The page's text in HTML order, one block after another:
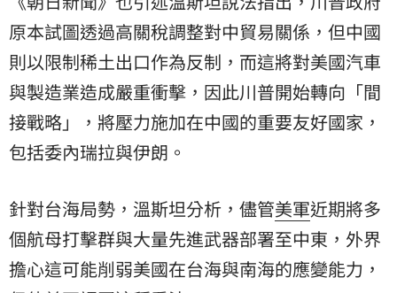
原本試圖透過高關稅調整對中貿易關係，但中國
則以限制稀土出口作為反制，而這將對美國汽車
與製造業造成嚴重衝擊，因此川普開始轉向「間
接戰略」，將壓力施加在中國的重要友好國家，
包括委內瑞拉與伊朗。
針對台海局勢，溫斯坦分析，儘管美軍近期將多
個航母打擊群與大量先進武器部署至中東，外界
擔心這可能削弱美國在台海與南海的應變能力，